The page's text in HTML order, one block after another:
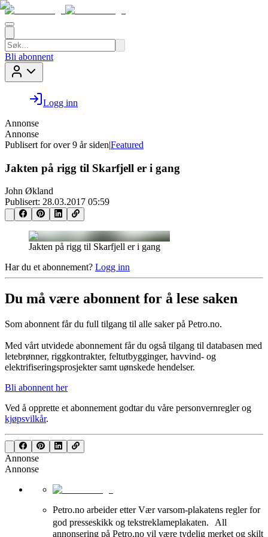
Bli abonnent
Logg inn
Annonse
Annonse
Publisert for over 9 år siden|Featured
Jakten på rigg til Skarfjell er i gang
John Økland
Publisert: 28.03.2017 05:59
Jakten på rigg til Skarfjell er i gang
Har du et abonnement? Logg inn
Du må være abonnent for å lese saken
Som abonnent får du full tilgang til alle saker på Petro.no.
Med vårt utvidede abonnement får du også tilgang til databasen med
letebrønner, riggkontrakter, feltutbygginger, havvind- og
elektrifiseringsprosjekter samt uønskede hendelser.
Bli abonnent her
Ved å opprette et abonnement godtar du våre personvernreglerog
kjøpsvilkår.
Annonse
Annonse
Petro.no arbeider etter Vær varsom-plakatens regler for
god presseskikk og tekstreklameplakaten. All
annonsering på Petro.no vil være tydelig merket og skilt